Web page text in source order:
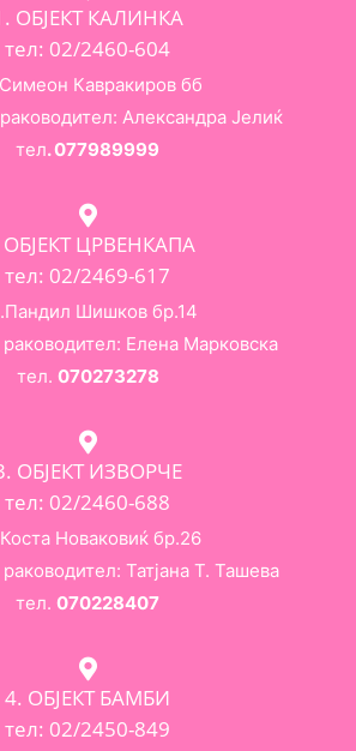
ОБЈЕКТ КАЛИНКА
тел: 02/2460-604
Кавракиров бб
Александра Јелиќ
тел. 077989999
ОБЈЕКТ ЦРВЕНКАПА
тел: 02/2469-617
Шишков бр.14
Елена Марковска
тел. 070273278
ОБЈЕКТ ИЗВОРЧЕ
тел: 02/2460-688
Новаковиќ бр.26
Татјана Т. Ташева
тел. 070228407
4. ОБЈЕКТ БАМБИ
тел: 02/2450-849